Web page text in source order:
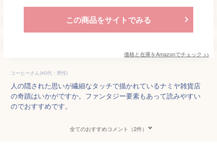
この商品をサイトでみる
価格と在庫をAmazonでチェック >>
コーヒーさん(40代・男性)
人の隠された思いが繊細なタッチで描かれているナミヤ雑貨店
の奇蹟はいかがですか。ファンタジー要素もあって読みやすい
のでおすすめです。
全てのおすすめコメント（2件）